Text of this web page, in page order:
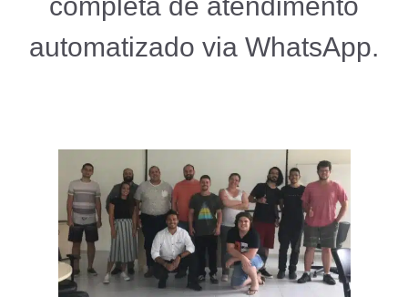
automatizado via WhatsApp.